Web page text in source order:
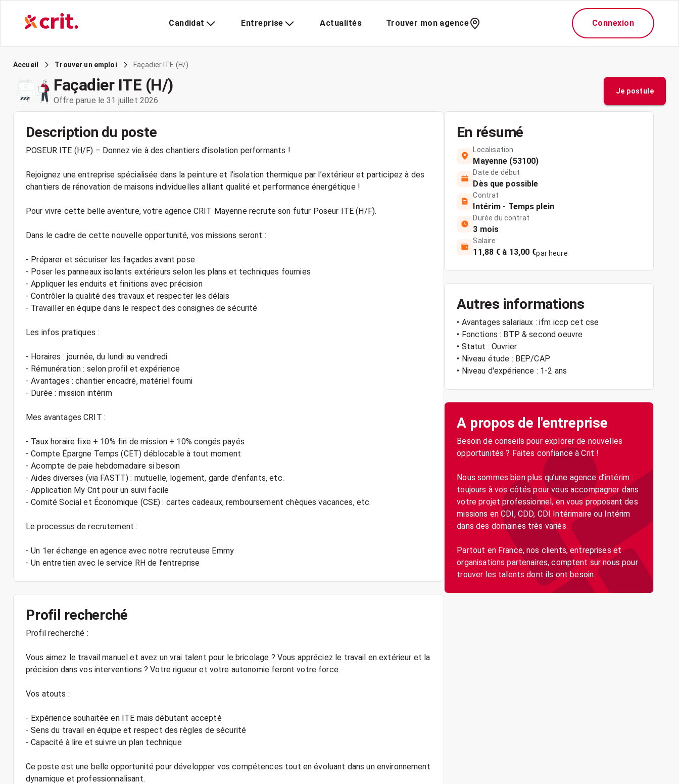
Candidat Entreprise Actualités Trouver mon agence Connexion
Accueil Trouver un emploi Façadier ITE (H/)
Façadier ITE (H/)
Offre parue le 31 juillet 2026
Je postule
Description du poste
POSEUR ITE (H/F) – Donnez vie à des chantiers d’isolation performants !
Rejoignez une entreprise spécialisée dans la peinture et l’isolation thermique par l’extérieur et participez à des
chantiers de rénovation de maisons individuelles alliant qualité et performance énergétique !
Pour vivre cette belle aventure, votre agence CRIT Mayenne recrute son futur Poseur ITE (H/F).
Dans le cadre de cette nouvelle opportunité, vos missions seront :
- Préparer et sécuriser les façades avant pose
- Poser les panneaux isolants extérieurs selon les plans et techniques fournies
- Appliquer les enduits et finitions avec précision
- Contrôler la qualité des travaux et respecter les délais
- Travailler en équipe dans le respect des consignes de sécurité
Les infos pratiques :
- Horaires : journée, du lundi au vendredi
- Rémunération : selon profil et expérience
- Avantages : chantier encadré, matériel fourni
- Durée : mission intérim
Mes avantages CRIT :
- Taux horaire fixe + 10% fin de mission + 10% congés payés
- Compte Épargne Temps (CET) déblocable à tout moment
- Acompte de paie hebdomadaire si besoin
- Aides diverses (via FASTT) : mutuelle, logement, garde d'enfants, etc.
- Application My Crit pour un suivi facile
- Comité Social et Économique (CSE) : cartes cadeaux, remboursement chèques vacances, etc.
Le processus de recrutement :
- Un 1er échange en agence avec notre recruteuse Emmy
- Un entretien avec le service RH de l’entreprise
Profil recherché
Profil recherché :
Vous aimez le travail manuel et avez un vrai talent pour le bricolage ? Vous appréciez le travail en extérieur et la
précision dans vos interventions ? Votre rigueur et votre autonomie feront votre force.
Vos atouts :
- Expérience souhaitée en ITE mais débutant accepté
- Sens du travail en équipe et respect des règles de sécurité
- Capacité à lire et suivre un plan technique
Ce poste est une belle opportunité pour développer vos compétences tout en évoluant dans un environnement
dynamique et professionnalisant.
En résumé
Localisation
Mayenne (53100)
Date de début
Dès que possible
Contrat
Intérim - Temps plein
Durée du contrat
3 mois
Salaire
11,88 € à 13,00 €par heure
Autres informations
• Avantages salariaux : ifm iccp cet cse
• Fonctions : BTP & second oeuvre
• Statut : Ouvrier
• Niveau étude : BEP/CAP
• Niveau d'expérience : 1-2 ans
A propos de l'entreprise
Besoin de conseils pour explorer de nouvelles
opportunités ? Faites confiance à Crit !
Nous sommes bien plus qu’une agence d’intérim :
toujours à vos côtés pour vous accompagner dans
votre projet professionnel, en vous proposant des
missions en CDI, CDD, CDI Intérimaire ou Intérim
dans des domaines très variés.
Partout en France, nos clients, entreprises et
organisations partenaires, comptent sur nous pour
trouver les talents dont ils ont besoin.